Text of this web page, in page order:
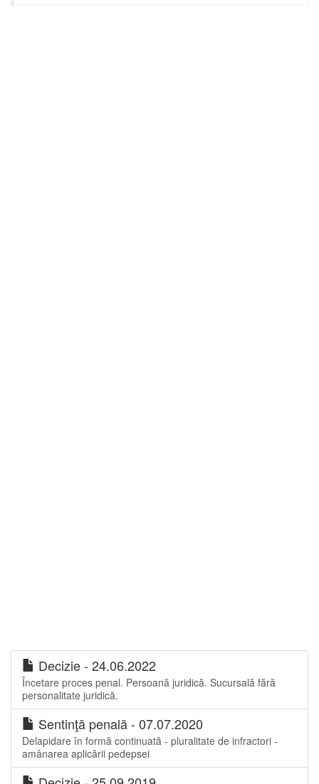
Decizie - 24.06.2022
Încetare proces penal. Persoană juridică. Sucursală fără
personalitate juridică.
Sentinţă penală - 07.07.2020
Delapidare în formă continuată - pluralitate de infractori -
amânarea aplicării pedepsei